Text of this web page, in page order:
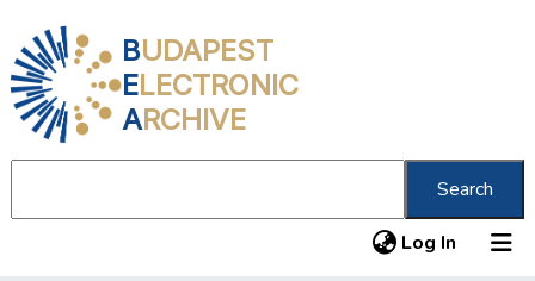
BUDAPEST
ELECTRONIC
ARCHIVE
Search
Log In (current)